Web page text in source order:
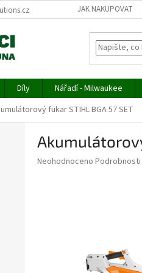
JAK NAKUPOVAT
Díly Nářadí - Milwaukee
fukar STIHL BGA 57 SET
Průměrné
Neohodnoceno